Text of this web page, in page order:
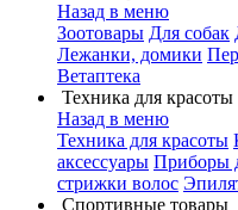
Назад в меню
Зоотовары Для собак
Лежанки, домики
Ветаптека
Техника для красоты
Назад в меню
Техника для красоты
аксессуары Приборы
стрижки волос
Спортивные товары